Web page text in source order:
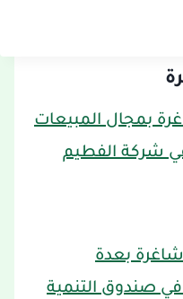
بمجال المبيعات
شركة الفطيم
شاغرة بعدة
صندوق التنمية